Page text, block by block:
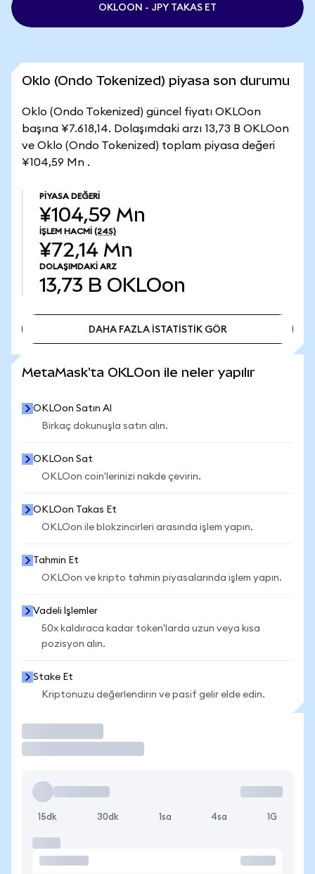
OKLOON - JPY TAKAS ET
Oklo (Ondo Tokenized) piyasa son durumu
Oklo (Ondo Tokenized) güncel fiyatı OKLOon
başına ¥7.618,14. Dolaşımdaki arzı 13,73 B OKLOon
ve Oklo (Ondo Tokenized) toplam piyasa değeri
¥104,59 Mn .
PIYASA DEĞERI
¥104,59 Mn
İŞLEM HACMI (24S)
¥72,14 Mn
DOLAŞIMDAKI ARZ
13,73 B OKLOon
DAHA FAZLA İSTATİSTİK GÖR
MetaMask'ta OKLOon ile neler yapılır
OKLOon Satın Al
Birkaç dokunuşla satın alın.
OKLOon Sat
OKLOon coin'lerinizi nakde çevirin.
OKLOon Takas Et
OKLOon ile blokzincirleri arasında işlem yapın.
Tahmin Et
OKLOon ve kripto tahmin piyasalarında işlem yapın.
Vadeli İşlemler
50x kaldıraca kadar token'larda uzun veya kısa
pozisyon alın.
Stake Et
Kriptonuzu değerlendirin ve pasif gelir elde edin.
15dk 30dk 1sa 4sa 1G